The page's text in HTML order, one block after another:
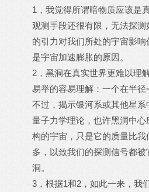
1，我觉得所谓暗物质应该是
观测手段还很有限，无法探
的引力对我们所处的宇宙影
是宇宙加速膨胀的原因。
2，黑洞在真实世界更难以理
易举的容易理解：一个在半径
不过，揭示银河系或其他星
量子力学理论，也许黑洞中
构的宇宙，只是它的质量比
多，以致我们的探测信号都
洞。
3，根据1和2，如此一来，我